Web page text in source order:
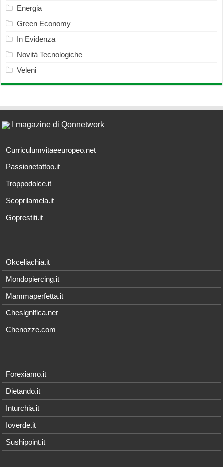
Energia
Green Economy
In Evidenza
Novità Tecnologiche
Veleni
I magazine di Qonnetwork
Curriculumvitaeeuropeo.net
Passionetattoo.it
Troppodolce.it
Scoprilamela.it
Goprestiti.it
Okceliachia.it
Mondopiercing.it
Mammaperfetta.it
Chesignifica.net
Chenozze.com
Forexiamo.it
Dietando.it
Inturchia.it
Ioverde.it
Sushipoint.it